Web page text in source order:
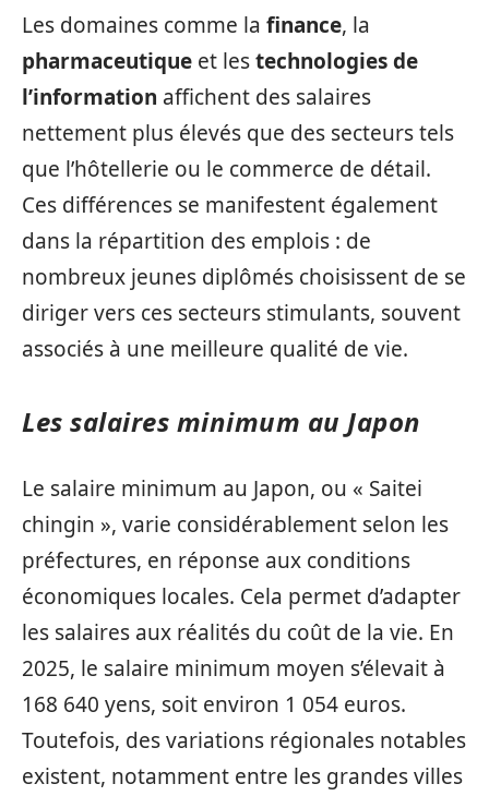
Les domaines comme la finance, la
pharmaceutique et lestechnologies de
l’information affichent des salaires
nettement plus élevés que des secteurs tels
que l’hôtellerie ou le commerce de détail.
Ces différences se manifestent également
dans la répartition des emplois : de
nombreux jeunes diplômés choisissent de se
diriger vers ces secteurs stimulants, souvent
associés à une meilleure qualité de vie.
Les salaires minimum au Japon
Le salaire minimum au Japon, ou « Saitei
chingin », varie considérablement selon les
préfectures, en réponse aux conditions
économiques locales. Cela permet d’adapter
les salaires aux réalités du coût de la vie. En
2025, le salaire minimum moyen s’élevait à
168 640 yens, soit environ 1 054 euros.
Toutefois, des variations régionales notables
existent, notamment entre les grandes villes